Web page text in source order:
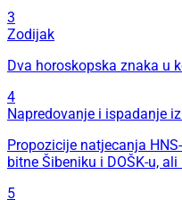
3
Zodijak
Dva horoskopska znaka u
4
Napredovanje i ispadanje
Propozicije natjecanja
bitne Šibeniku i DOŠK-u,
5